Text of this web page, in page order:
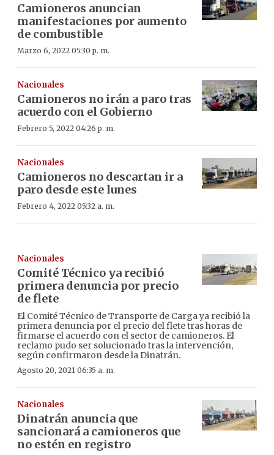
Camioneros anuncian
manifestaciones por aumento
de combustible
Marzo 6, 2022 05:30 p. m.
Nacionales
Camioneros no irán a paro tras
acuerdo con el Gobierno
Febrero 5, 2022 04:26 p. m.
Nacionales
Camioneros no descartan ir a
paro desde este lunes
Febrero 4, 2022 05:32 a. m.
Nacionales
Comité Técnico ya recibió
primera denuncia por precio
de flete
El Comité Técnico de Transporte de Carga ya recibió la
primera denuncia por el precio del flete tras horas de
firmarse el acuerdo con el sector de camioneros. El
reclamo pudo ser solucionado tras la intervención,
según confirmaron desde la Dinatrán.
Agosto 20, 2021 06:35 a. m.
Nacionales
Dinatrán anuncia que
sancionará a camioneros que
no estén en registro